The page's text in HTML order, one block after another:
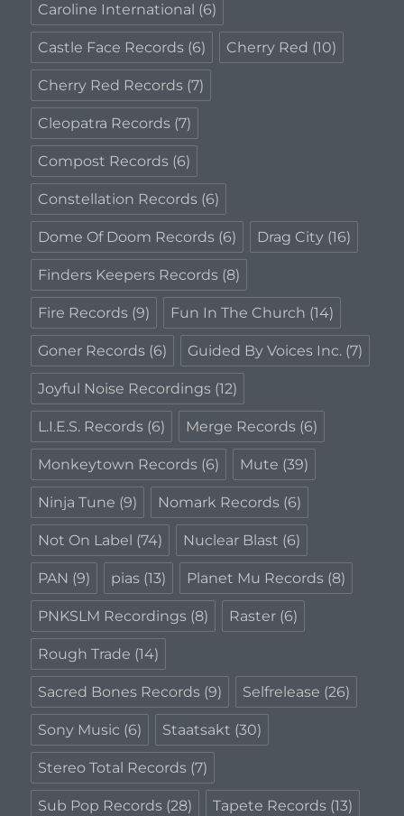
Caroline International (6)
Castle Face Records (6) Cherry Red (10)
Cherry Red Records (7)
Cleopatra Records (7)
Compost Records (6)
Constellation Records (6)
Dome Of Doom Records (6) Drag City (16)
Finders Keepers Records (8)
Fire Records (9) Fun In The Church (14)
Goner Records (6) Guided By Voices Inc. (7)
Joyful Noise Recordings (12)
L.I.E.S. Records (6) Merge Records (6)
Monkeytown Records (6) Mute (39)
Ninja Tune (9) Nomark Records (6)
Not On Label (74) Nuclear Blast (6)
PAN (9) pias (13) Planet Mu Records (8)
PNKSLM Recordings (8) Raster (6)
Rough Trade (14)
Sacred Bones Records (9) Selfrelease (26)
Sony Music (6) Staatsakt (30)
Stereo Total Records (7)
Sub Pop Records (28) Tapete Records (13)